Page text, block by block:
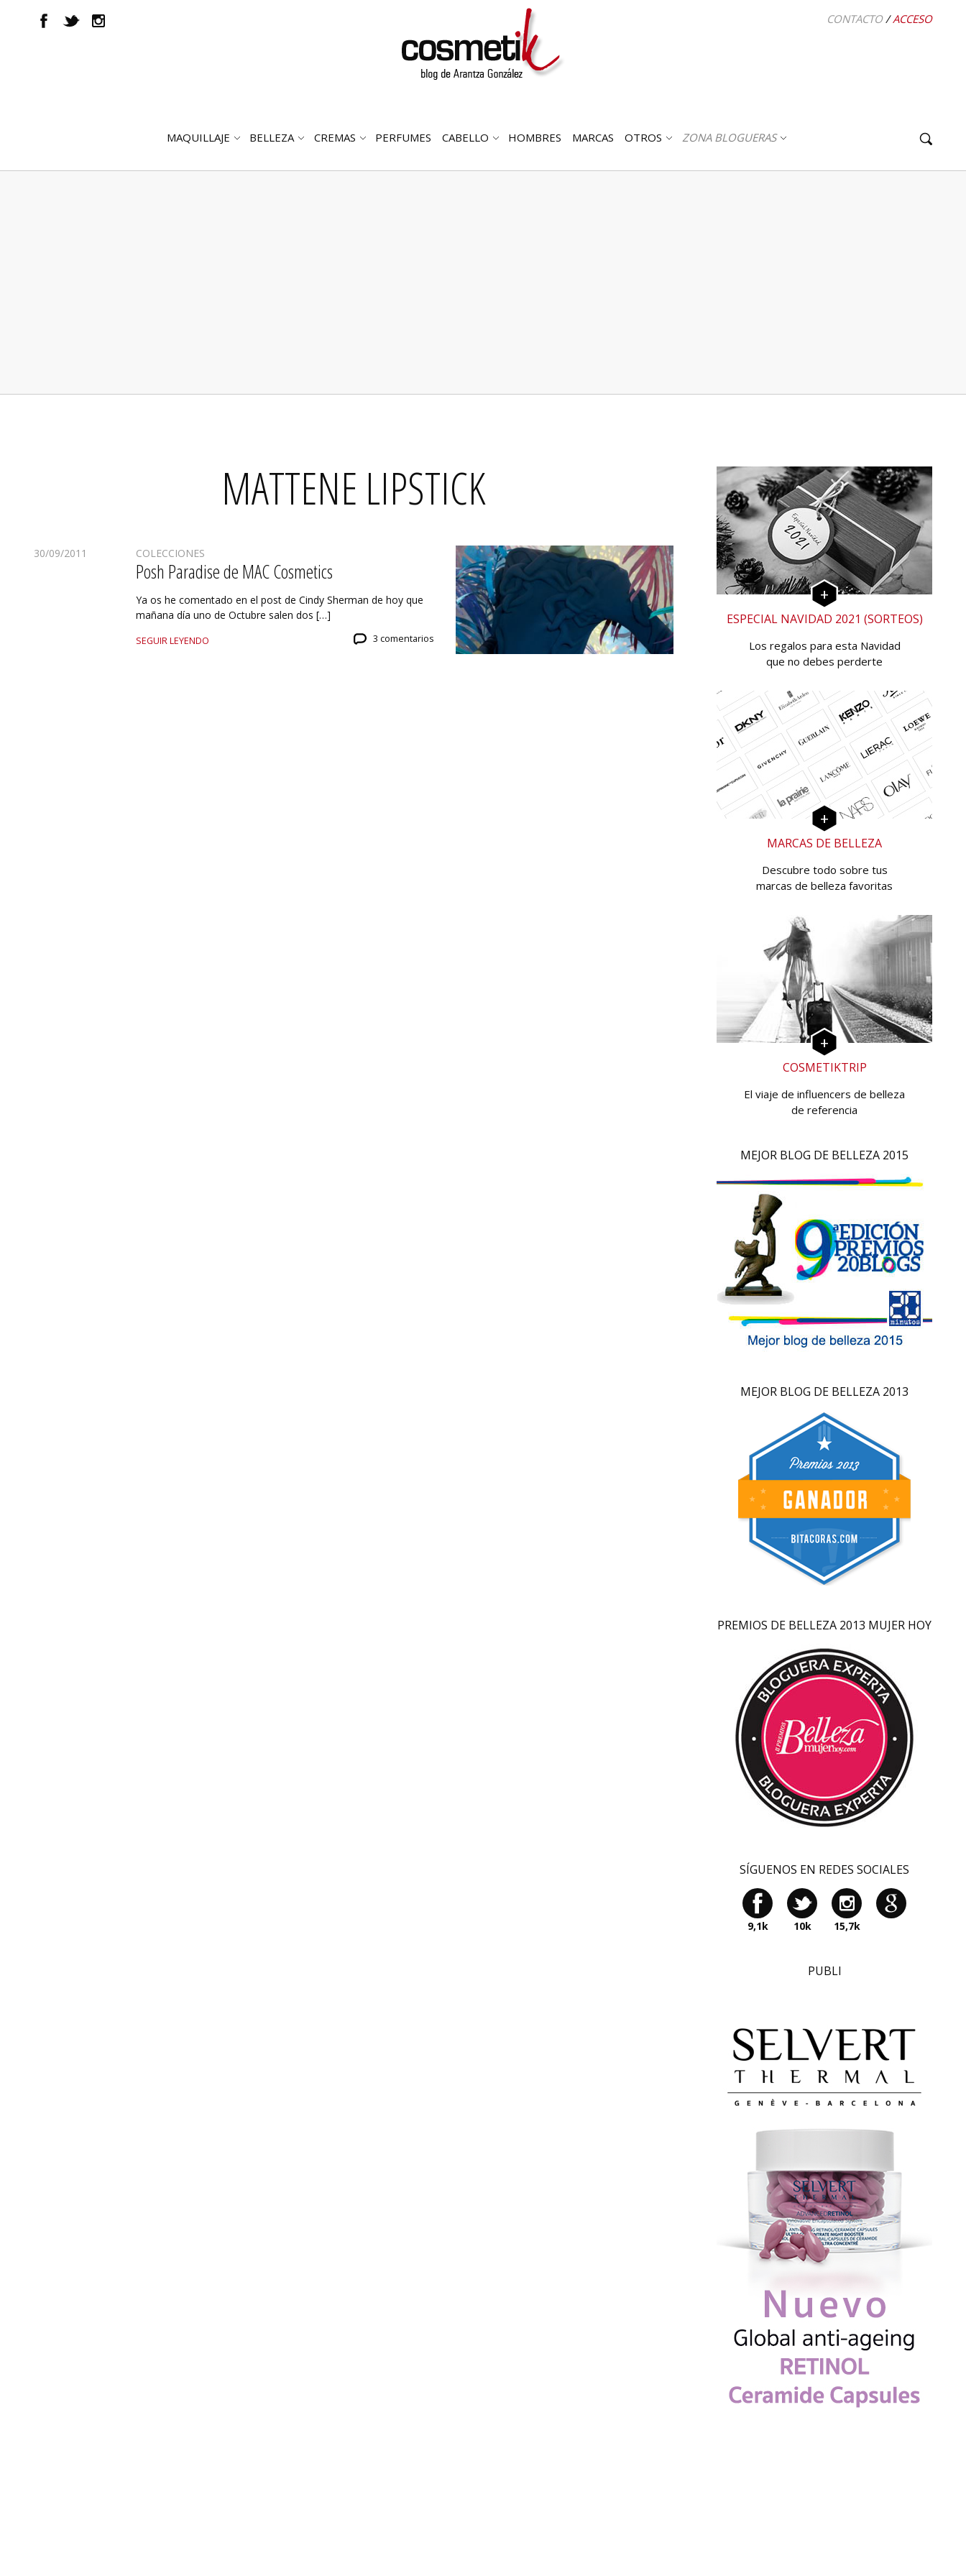
ABRIR
MAQUILLAJE
ABRIR
BELLEZA
ABRIR
CREMAS PERFUMES
ABRIR
CABELLO HOMBRES MARCAS
ABRIR
OTROS ZONA BLOGUERAS
CONTACTO/ACCESO
MATTENE LIPSTICK
30/09/2011 COLECCIONES
Posh Paradise de MAC Cosmetics
Ya os he comentado en el post de Cindy Sherman de hoy que
mañana día uno de Octubre salen dos […]
SEGUIR LEYENDO 3 comentarios
ESPECIAL NAVIDAD 2021 (SORTEOS)
Los regalos para esta Navidad
que no debes perderte
MARCAS DE BELLEZA
Descubre todo sobre tus
marcas de belleza favoritas
COSMETIKTRIP
El viaje de influencers de belleza
de referencia
MEJOR BLOG DE BELLEZA 2015
MEJOR BLOG DE BELLEZA 2013
PREMIOS DE BELLEZA 2013 MUJER HOY
SÍGUENOS EN REDES SOCIALES
9,1k 10k 15,7k
PUBLI